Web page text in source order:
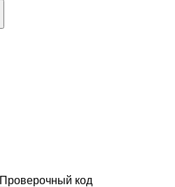
Проверочный код